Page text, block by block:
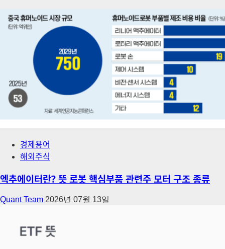
경제용어
해외주식
엑추에이터란? 뜻 로봇 핵심부품 관련주 모터 구조 종류
Quant Team 2026년 07월 13일